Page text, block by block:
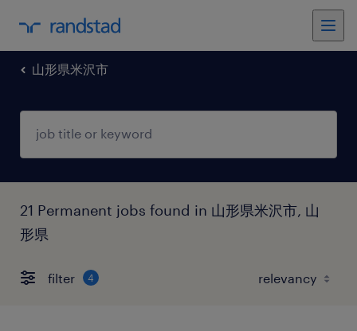
山形県米沢市
21 Permanent jobs found in 山形県米沢市, 山
形県
filter 4